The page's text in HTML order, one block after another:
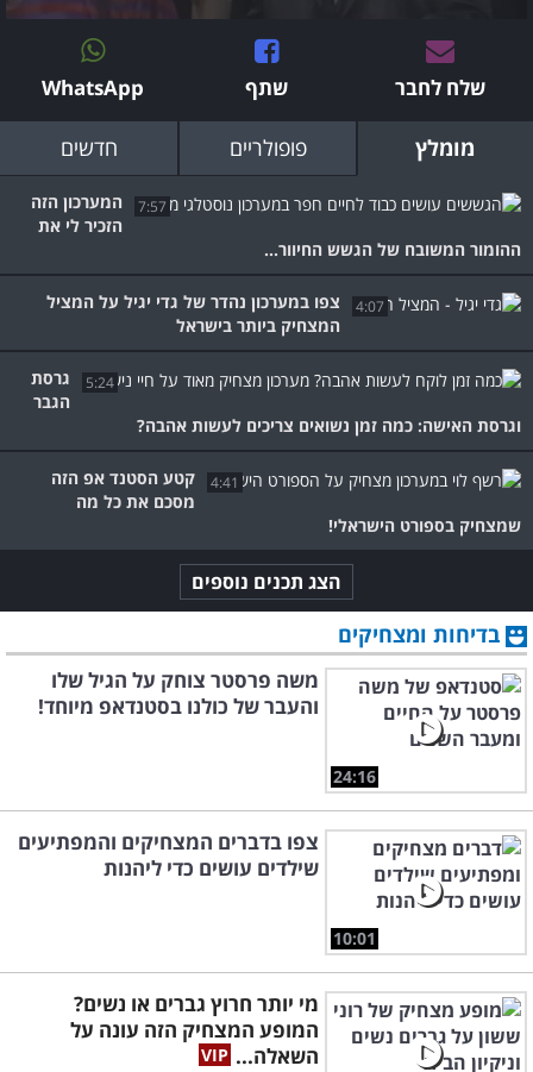
שלח לחבר שתף WhatsApp
מומלץ פופולריים חדשים
7:57
המערכון הזה
הזכיר לי את
ההומור המשובח של הגשש החיוור...
4:07
צפו במערכון נהדר של גדי יגיל על המציל
המצחיק ביותר בישראל
5:24
גרסת
הגבר
וגרסת האישה: כמה זמן נשואים צריכים לעשות אהבה?
4:41
קטע הסטנד אפ הזה
מסכם את כל מה
שמצחיק בספורט הישראלי!
הצג תכנים נוספים
בדיחות ומצחיקים
24:16
משה פרסטר צוחק על הגיל שלו
והעבר של כולנו בסטנדאפ מיוחד!
10:01
צפו בדברים המצחיקים והמפתיעים
שילדים עושים כדי ליהנות
מי יותר חרוץ גברים או נשים?
המופע המצחיק הזה עונה על
השאלה...